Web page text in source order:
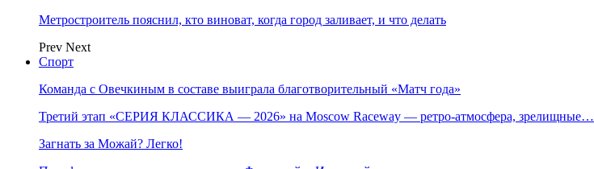
Метростроитель пояснил, кто виноват, когда город заливает, и что делать
Prev Next
Спорт
Команда с Овечкиным в составе выиграла благотворительный «Матч года»
Третий этап «СЕРИЯ КЛАССИКА — 2026» на Moscow Raceway — ретро‑атмосфера, зрелищные…
Загнать за Можай? Легко!